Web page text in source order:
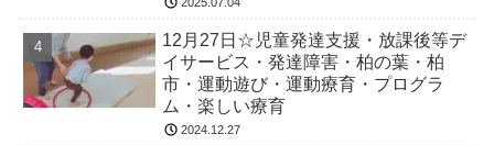
12月27日☆児童発達支援・放課後等デ
イサービス・発達障害・柏の葉・柏
市・運動遊び・運動療育・プログラ
ム・楽しい療育
2024.12.27